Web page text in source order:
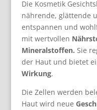
Die Kosmetik
nährende, glättende
entspannen und
mit wertvollen
Mineralstoffen. Sie
der Haut und bietet
Wirkung.
Die Zellen werden
Haut wird neue